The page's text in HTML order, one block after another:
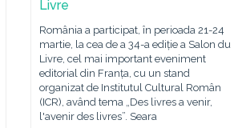
Livre
România a participat, în perioada 21-24
martie, la cea de a 34-a ediție a Salon du
Livre, cel mai important eveniment
editorial din Franța, cu un stand
organizat de Institutul Cultural Român
(ICR), având tema „Des livres a venir,
l'avenir des livres”. Seara